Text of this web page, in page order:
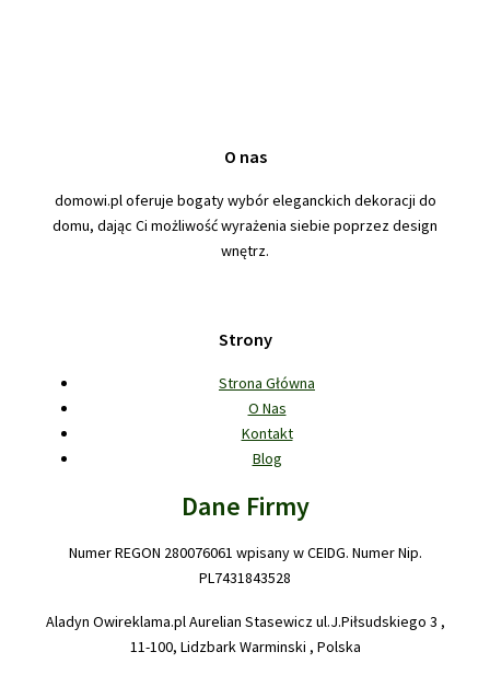
O nas
domowi.pl oferuje bogaty wybór eleganckich dekoracji do
domu, dając Ci możliwość wyrażenia siebie poprzez design
wnętrz.
Strony
Strona Główna
O Nas
Kontakt
Blog
Dane Firmy
Numer REGON 280076061 wpisany w CEIDG. Numer Nip.
PL7431843528
Aladyn Owireklama.pl Aurelian Stasewicz ul.J.Piłsudskiego 3 ,
11-100, Lidzbark Warminski , Polska